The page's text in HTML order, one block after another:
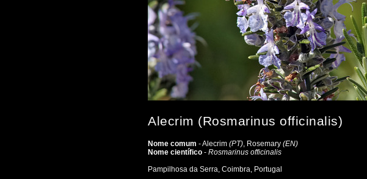
Alecrim (Rosmarinus officinalis)
Nome comum - Alecrim (PT), Rosemary (EN)
Nome científico - Rosmarinus officinalis
Pampilhosa da Serra, Coimbra, Portugal